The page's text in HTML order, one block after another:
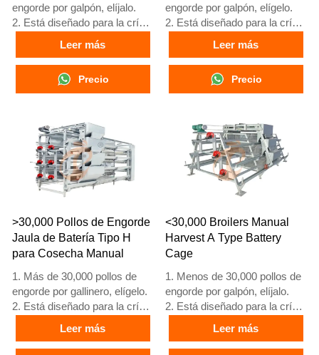
engorde por galpón, elíjalo.
2. Está diseñado para la cría
de pollos de engorde de 1 a
45 días de edad listos para el
mercado.
3. Su vida útil es de más de
20 años.
24 horas, el número de
What’sApp es
+8618830120193, +234
8111199996.
Leer más
Precio
engorde por galpón, elígelo.
2. Está diseñado para la cría
de pollos de engorde de 1 a
45 días de edad listos para el
mercado.
3. Su vida útil es de más de
20 años.
24 horas, el número de
What’sApp es
+8618830120193, +234
8111199996.
Leer más
Precio
>30,000 Pollos de Engorde
Jaula de Batería Tipo H
para Cosecha Manual
1. Más de 30,000 pollos de
engorde por gallinero, elígelo.
2. Está diseñado para la cría
de pollos de engorde de 1 a
45 días de edad, listos para el
mercado.
Leer más
<30,000 Broilers Manual
Harvest A Type Battery
Cage
1. Menos de 30,000 pollos de
engorde por galpón, elíjalo.
2. Está diseñado para la cría
de pollos de engorde de 1 a
45 días de edad, listos para el
mercado.
Leer más